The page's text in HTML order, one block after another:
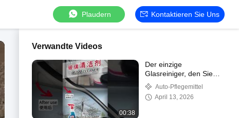
Plaudern Kontaktieren Sie Uns
Verwandte Videos
00:38
Der einzige
Glasreiniger, den Sie
brauchen! Auto- und
Heim-Multi-Surface-
Glanz
Auto-Pflegemittel
April 13, 2026